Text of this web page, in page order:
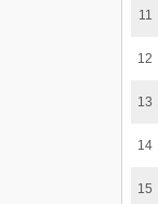
11
12
13
14
15